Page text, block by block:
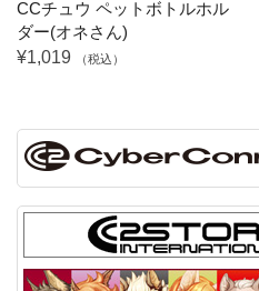
CCチュウ ペットボトルホル
ダー(オネさん)
¥1,019
（税込）